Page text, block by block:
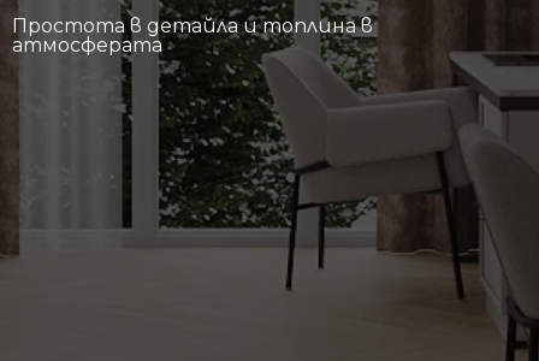
Простота в детайла и топлина в
атмосферата